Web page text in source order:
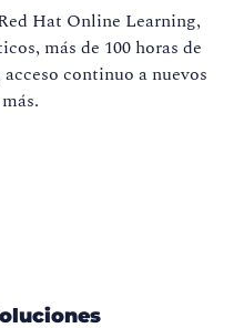
Hat Online Learning,
más de 100 horas de
continuo a nuevos
.